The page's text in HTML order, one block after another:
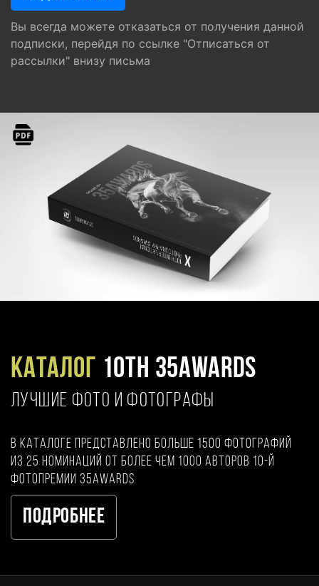
Вы всегда можете отказаться от получения данной
подписки, перейдя по ссылке "Отписаться от
рассылки" внизу письма
Каталог 10TH 35AWARDS
ЛУЧШИЕ ФОТО И ФОТОГРАФЫ
В каталоге представлено больше 1500 фотографий
из 25 номинаций от более чем 1000 авторов 10-й
фотопремии 35AWARDS
Подробнее